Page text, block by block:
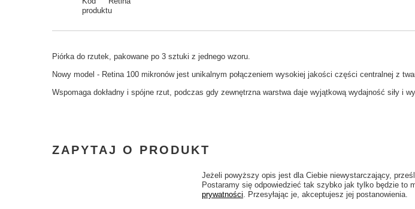
produktu
Piórka do rzutek, pakowane po 3 sztuki z jednego wzoru.
Nowy model - Retina 100 mikronów jest unikalnym połączeniem wysokiej jakości części centralnej z
Wspomaga dokładny i spójne rzut, podczas gdy zewnętrznawarstwa daje wyjątkową wydajność siły i
ZAPYTAJ O PRODUKT
Jeżeli powyższy opis jest dla Ciebie niewystarczający,
Postaramy się odpowiedzieć tak szybko jak tylko będzie to
prywatności. Przesyłając je, akceptujesz jej postanowienia.